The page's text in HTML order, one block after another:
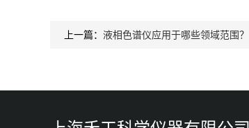
上一篇： 液相色谱仪应用于哪些领域范围？